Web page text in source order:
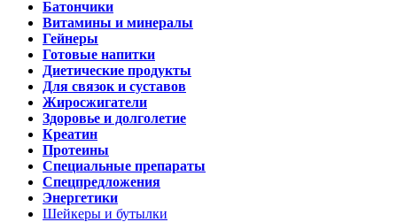
Батончики
Витамины и минералы
Гейнеры
Готовые напитки
Диетические продукты
Для связок и суставов
Жиросжигатели
Здоровье и долголетие
Креатин
Протеины
Специальные препараты
Спецпредложения
Энергетики
Шейкеры и бутылки